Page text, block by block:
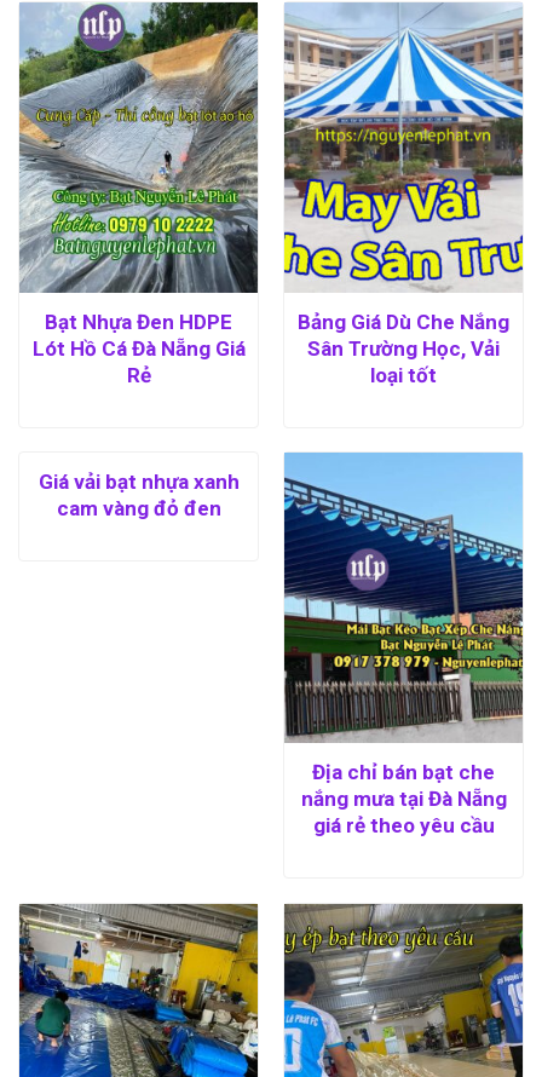
Bạt Nhựa Đen HDPE
Lót Hồ Cá Đà Nẵng Giá
Rẻ
Bảng Giá Dù Che Nắng
Sân Trường Học, Vải
loại tốt
Giá vải bạt nhựa xanh
cam vàng đỏ đen
Địa chỉ bán bạt che
nắng mưa tại Đà Nẵng
giá rẻ theo yêu cầu